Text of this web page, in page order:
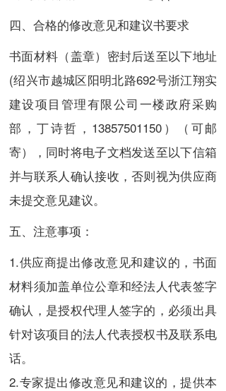
四、合格的修改意见和建议书要求
书面材料（盖章）密封后送至以下地址
(绍兴市越城区阳明北路692号浙江翔实
建设项目管理有限公司一楼政府采购
部，丁诗哲， 13857501150 ）（可邮
寄），同时将电子文档发送至以下信箱
并与联系人确认接收，否则视为供应商
未提交意见建议。
五、注意事项：
1.供应商提出修改意见和建议的，书面
材料须加盖单位公章和经法人代表签字
确认，是授权代理人签字的，必须出具
针对该项目的法人代表授权书及联系电
话。
2.专家提出修改意见和建议的，提供本